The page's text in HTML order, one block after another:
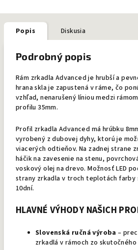
Popis Diskusia
Podrobný popis
Rám zrkadla Advanced je hrubší a
hrana skla je zapustená v ráme, čo
vzhľad, nenarušený líniou medzi
profilu 35mm.
Profil zrkadla Advanced má hrúbku
vyrobený z dubovej dyhy, ktorú je
viacerých odtieňov. Na zadnej strane
háčik na zavesenie na stenu,
voskový olej na drevo. Možnosť LED
strany zrkadla v troch teplotách farby
10dní.
HLAVNÉ VÝHODY NAŠICH
Slovenská ručná výroba –
zrkadlá v rámoch zo